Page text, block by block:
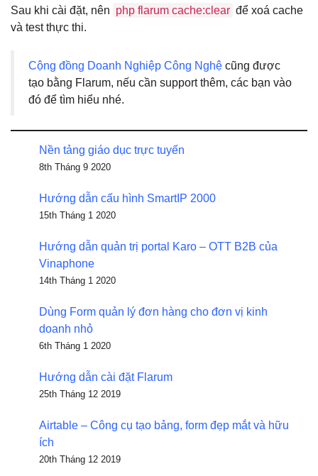
Sau khi cài đặt, nên php flarum cache:clear để xoá cache
và test thực thi.
Cộng đồng Doanh Nghiệp Công Nghệ cũng được
tạo bằng Flarum, nếu cần support thêm, các bạn vào
đó để tìm hiểu nhé.
Nền tảng giáo dục trực tuyến
8th Tháng 9 2020
Hướng dẫn cấu hình SmartIP 2000
15th Tháng 1 2020
Hướng dẫn quản trị portal Karo – OTT B2B của
Vinaphone
14th Tháng 1 2020
Dùng Form quản lý đơn hàng cho đơn vị kinh
doanh nhỏ
6th Tháng 1 2020
Hướng dẫn cài đặt Flarum
25th Tháng 12 2019
Airtable – Công cụ tạo bảng, form đẹp mắt và hữu
ích
20th Tháng 12 2019